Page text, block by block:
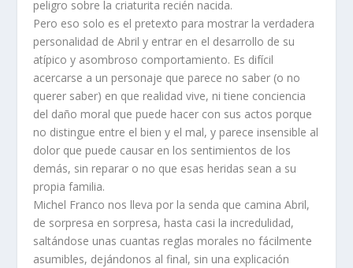
peligro sobre la criaturita recién nacida.
Pero eso solo es el pretexto para mostrar la verdadera
personalidad de Abril y entrar en el desarrollo de su
atípico y asombroso comportamiento. Es difícil
acercarse a un personaje que parece no saber (o no
querer saber) en que realidad vive, ni tiene conciencia
del daño moral que puede hacer con sus actos porque
no distingue entre el bien y el mal, y parece insensible al
dolor que puede causar en los sentimientos de los
demás, sin reparar o no que esas heridas sean a su
propia familia.
Michel Franco nos lleva por la senda que camina Abril,
de sorpresa en sorpresa, hasta casi la incredulidad,
saltándose unas cuantas reglas morales no fácilmente
asumibles, dejándonos al final, sin una explicación